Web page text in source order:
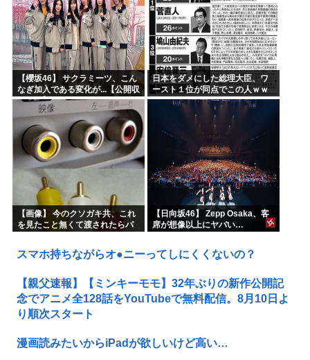
【櫻坂46】 サクラミーツ、こん
なぎ加入である変化が...【公開収
録レポ】
日本をダメにした総理大臣、ワ
ースト１位が同点でこの人ｗｗ
ｗｗｗｗ
【画像】 今のクソガキ共、これ
を見たこと無くて渡されたらパ
ｗｗｗｗｗ
【日向坂46】 Zepp Osaka、客
席が想像以上にヤバい…
スマホ持ちながらオ●ニーってしにくくないの？
【親父速報】【ミンキーモモ】32年ぶりの新作公開記
念でアニメ全128話をYouTubeで無料配信。8月10日よ
り順次スタート
漫画読みたいからiPadが欲しいけど高い…